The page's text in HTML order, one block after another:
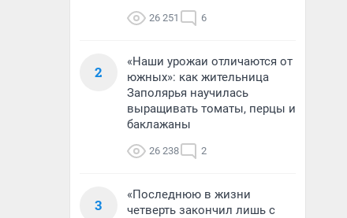
26 251 6
2
«Наши урожаи отличаются от
южных»: как жительница
Заполярья научилась
выращивать томаты, перцы и
баклажаны
26 238 2
3
«Последнюю в жизни
четверть закончил лишь с